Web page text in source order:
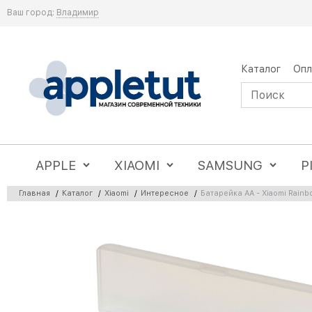
Ваш город: Владимир
Каталог
APPLE XIAOMI SAMSUNG
Главная / Каталог / Xiaomi / Интересное / Батарейка AA - Xiaomi